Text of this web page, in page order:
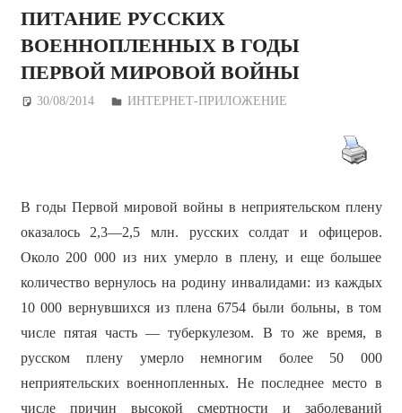
ПИТАНИЕ РУССКИХ
ВОЕННОПЛЕННЫХ В ГОДЫ
ПЕРВОЙ МИРОВОЙ ВОЙНЫ
30/08/2014 Дежурный по Редакции
ИНТЕРНЕТ-ПРИЛОЖЕНИЕ
В годы Первой мировой войны в неприятельском плену
оказалось 2,3—2,5 млн. русских солдат и офицеров.
Около 200 000 из них умерло в плену, и еще большее
количество вернулось на родину инвалидами: из каждых
10 000 вернувшихся из плена 6754 были больны, в том
числе пятая часть — туберкулезом. В то же время, в
русском плену умерло немногим более 50 000
неприятельских военнопленных. Не последнее место в
числе причин высокой смертности и заболеваний